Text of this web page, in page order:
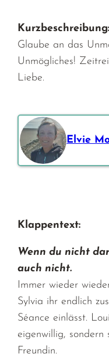
Kurzbeschreibung:
Glaube an das
Unmögliches!
Liebe.
Elvie
Klappentext:
Wenn du nicht
auch nicht.
Immer wieder
Sylvia ihr endlich
Séance einlässt.
eigenwillig, sondern
Freundin.